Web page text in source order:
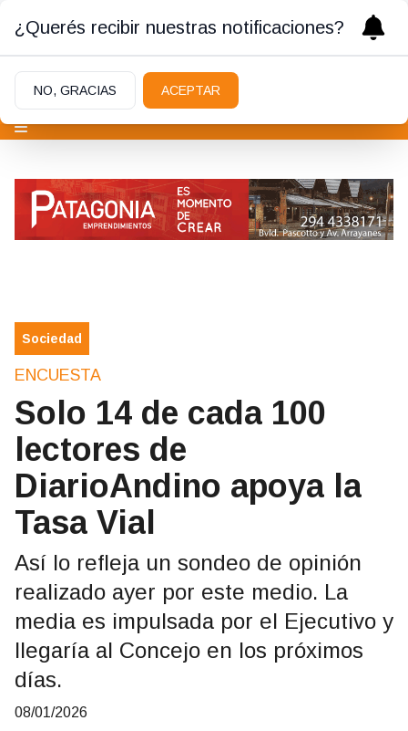
Sociedad
ENCUESTA
Solo 14 de cada 100
lectores de
DiarioAndino apoya la
Tasa Vial
Así lo refleja un sondeo de opinión
realizado ayer por este medio. La
media es impulsada por el Ejecutivo y
llegaría al Concejo en los próximos
días.
08/01/2026
¿Querés recibir nuestras notificaciones?
NO, GRACIAS ACEPTAR